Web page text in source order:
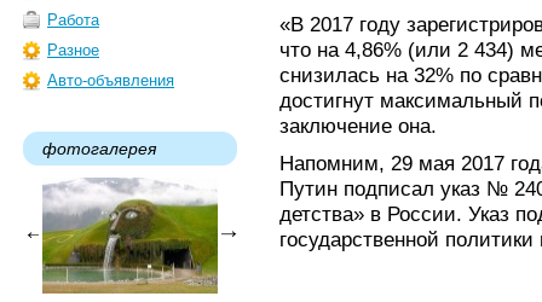
Работа
Разное
Авто-объявления
фотогалерея
«В 2017 году
что на 4,86% (или 2 434)
снизилась на 32% по
достигнут максимальный
заключение она.
Напомним, 29 мая 2017
Путин подписал указ №
детства» в России. Указ
государственной